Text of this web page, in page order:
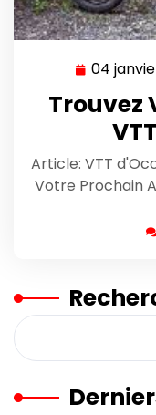
04
Trouvez
Article: VTT
Votre Prochain